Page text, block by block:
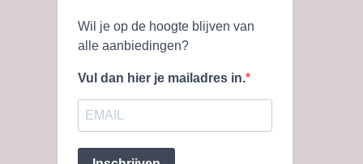
Wil je op de hoogte blijven van
alle aanbiedingen?
Vul dan hier je mailadres in.